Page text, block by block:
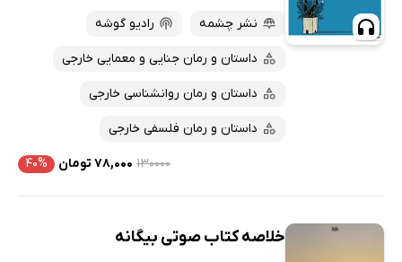
نشر چشمه
رادیو گوشه
داستان و رمان جنایی و معمایی خارجی
داستان و رمان روانشناسی خارجی
داستان و رمان فلسفی خارجی
۱۳۰۰۰۰ ۷۸,۰۰۰ تومان ۴۰%
خلاصه کتاب صوتی بیگانه